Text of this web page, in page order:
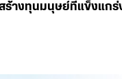
ร้างทุนมนุษย์ที่แข็งแกร่